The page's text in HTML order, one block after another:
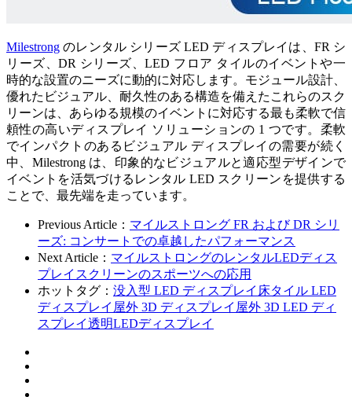
Milestrong のレンタル シリーズ LED ディスプレイは、FR シ
リーズ、DR シリーズ、LED フロア タイルのイベントや一
時的な設置のニーズに動的に対応します。モジュール設計、
優れたビジュアル、耐久性のある構造を備えたこれらのスク
リーンは、あらゆる規模のイベントに対応する最も柔軟で信
頼性の高いディスプレイ ソリューションの 1 つです。柔軟
でインパクトのあるビジュアル ディスプレイの需要が続く
中、Milestrong は、印象的なビジュアルと適応型デザインで
イベントを活気づけるレンタル LED スクリーンを提供する
ことで、最先端を走っています。
Previous Article： マイルストロング FR および DR シリ
ーズ: コンサートでの卓越したパフォーマンス
Next Article： マイルストロングのレンタルLEDディス
プレイスクリーンのスポーツへの応用
ホットタグ： 没入型 LED ディスプレイ 床タイル LED
ディスプレイ 屋外 3D ディスプレイ 屋外 3D LED ディ
スプレイ透明LEDディスプレイ